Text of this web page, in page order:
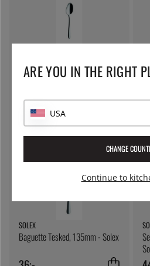
SOLEX
Baguette Tesked, 135mm - Solex
ARE YOU IN THE RIGHT
USA
CHANGE
Continue to